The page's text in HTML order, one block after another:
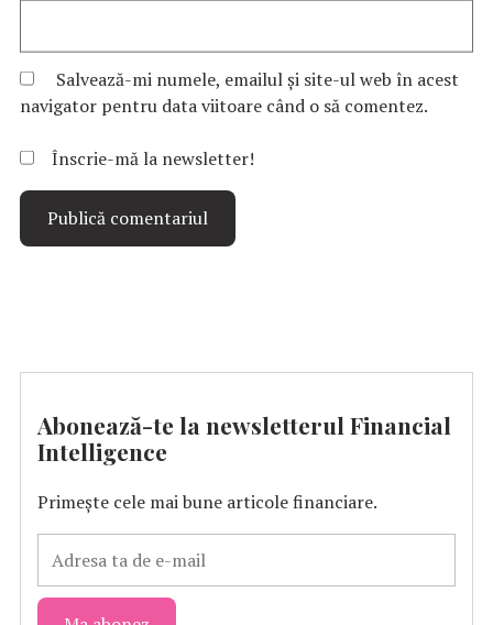
Salvează-mi numele, emailul și site-ul web în acest
navigator pentru data viitoare când o să comentez.
Înscrie-mă la newsletter!
Abonează-te la newsletterul Financial
Intelligence
Primește cele mai bune articole financiare.